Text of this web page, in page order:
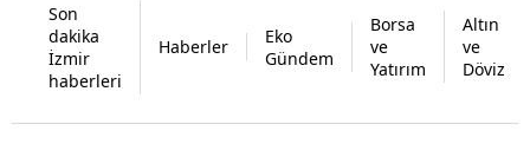
Son
dakika
İzmir
haberleri
Haberler
Eko
Gündem
Borsa
ve
Yatırım
Altın
ve
Döviz